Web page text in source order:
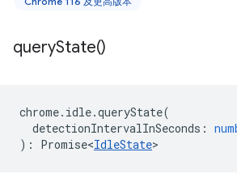
queryState()
chrome. idle.queryState(
detectionIntervalInSeconds :
) : Promise<IdleState>